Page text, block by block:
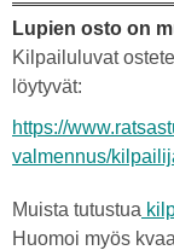
Lupien osto on
Kilpailuluvat
löytyvät:
https://
valmennus/
Muista tutustua
Huomoi myös